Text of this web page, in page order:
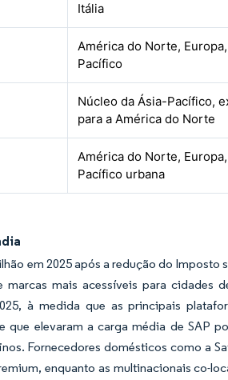
Itália
América do Norte,
Pacífico
Núcleo da Ásia-Pacífico,
para a América do Norte
América do Norte,
Pacífico urbana
em 2025 após a redução do Imposto
mais acessíveis para cidades
à medida que as principais
elevaram a carga média de SAP
Fornecedores domésticos como a
enquanto as multinacionais co-